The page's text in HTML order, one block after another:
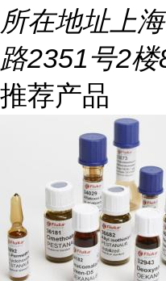
所在地址上
路2351号2
推荐产品